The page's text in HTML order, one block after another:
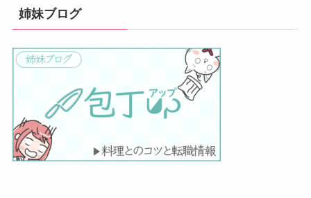
姉妹ブログ